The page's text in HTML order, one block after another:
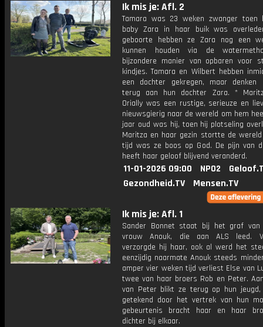
Ik mis je: Afl. 2
Tamara was 23 weken zwanger toen
baby Zara in haar buik was
geboorte hebben ze Zara nog een
kunnen houden via de
bijzondere manier van opbaren voor
kindjes. Tamara en Wilbert hebben
een dochter gekregen, maar denken
terug aan hun dochter Zara. *
Orially was een rustige, serieuze en
nieuwsgierig naar de wereld om hem
jaar oud was hij, toen hij plotseling
Maritza en haar gezin stortte de wereld
tijd was ze boos op God. De pijn van
heeft haar geloof blijvend veranderd.
11-01-2026 09:00 NPO2
Gezondheid.TV
Mensen.TV
Ik mis je: Afl. 1
Sander Bonnet staat bij het graf van
vrouw Anouk, die aan ALS leed.
verzorgde hij haar, ook al werd het
eenzijdig naarmate Anouk steeds
amper vier weken tijd verliest Else van
twee van haar broers Rob en Peter.
van Peter blikt ze terug op hun
getekend door het vertrek van hun
gebeurtenis bracht haar en haar
dichter bij elkaar.